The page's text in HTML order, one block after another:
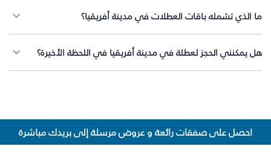
ما الذي تشمله باقات العطلات في مدينة أفريقيا؟
هل يمكنني الحجز لعطلة في مدينة أفريقيا في اللحظة الأخيرة؟
احصل على صفقات رائعة و عروض مرسلة إلى بريدك مباشرة